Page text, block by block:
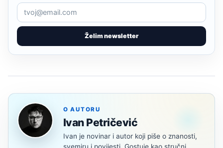
Želim newsletter
O AUTORU
Ivan Petričević
Ivan je novinar i autor koji piše o znanosti,